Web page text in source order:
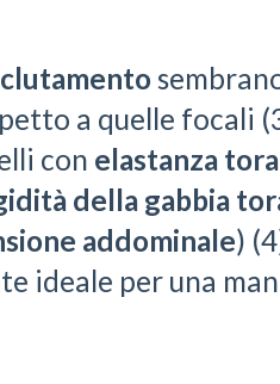
a quelle focali
con elastanza
della gabbia
addominale)
ideale per una